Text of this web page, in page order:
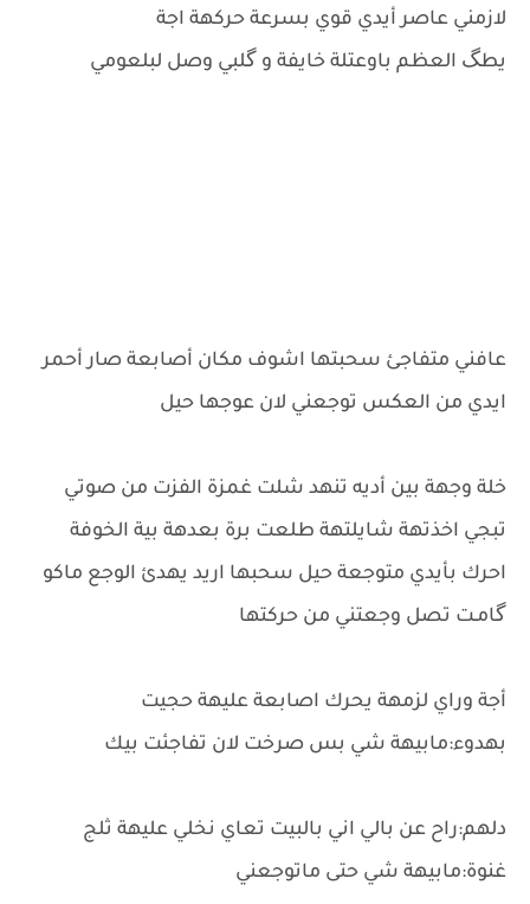
لازمني عاصر أيدي قوي بسرعة حركهة اجة
يطگ العظم باوعتلة خايفة و گلبي وصل لبلعومي
عافني متفاجئ سحبتها اشوف مكان أصابعة صار أحمر
ايدي من العكس توجعني لان عوجها حيل
خلة وجهة بين أديه تنهد شلت غمزة الفزت من صوتي
تبجي اخذتهة شايلتهة طلعت برة بعدهة بية الخوفة
احرك بأيدي متوجعة حيل سحبها اريد يهدئ الوجع ماكو
گامـت تصل وجعتني من حركتها
أجة وراي لزمهة يحرك اصابعة عليهة حجيت
بهدوء:مابيهة شي بس صرخت لان تفاجئت بيك
دلهم:راح عن بالي اني بالبيت تعاي نخلي عليهة ثلج
غنوة:مابيهة شي حتى ماتوجعني